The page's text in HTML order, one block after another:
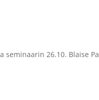
26.10. Blaise